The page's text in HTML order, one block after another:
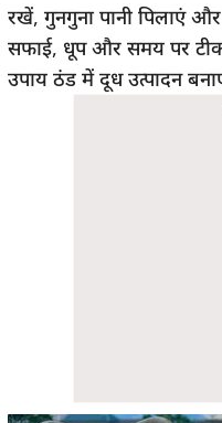
रखें, गुनगुना पानी पिलाएं
सफाई, धूप और समय पर
उपाय ठंड में दूध उत्पादन